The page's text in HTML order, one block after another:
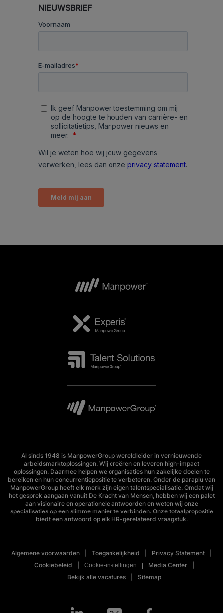
NIEUWSBRIEF
Al sinds 1948 is ManpowerGroup wereldleider in vernieuwende
arbeidsmarktoplossingen. Wij creëren en leveren high-impact
oplossingen. Daarmee helpen we organisaties hun zakelijke doelen te
bereiken en hun concurrentiepositie te verbeteren. Onder de paraplu van
ManpowerGroup heeft elk merk zijn eigen talentspecialisatie. Omdat wij
het gesprek aangaan vanuit De Kracht van Mensen, hebben wij een palet
aan visionaire en operationele antwoorden en weten wij onze
specialisaties op een slimme manier te verbinden. Onze totaalpropositie
biedt een antwoord op elk HR-gerelateerd vraagstuk.
Algemene voorwaarden Toegankelijkheid
Privacy Statement
Cookiebeleid
Cookie-instellingen
Media Center
Bekijk alle vacatures
Sitemap